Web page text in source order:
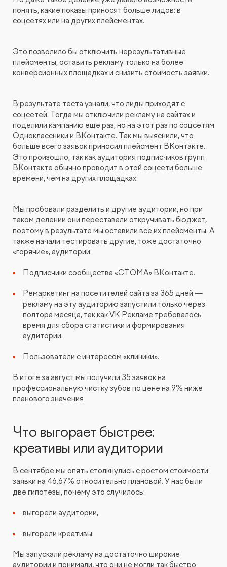
понять, какие показы приносят больше лидов: в
соцсетях или на других плейсментах.
Это позволило бы отключить нерезультативные
плейсменты, оставить рекламу только на более
конверсионных площадках и снизить стоимость заявки.
В результате теста узнали, что лиды приходят с
соцсетей. Тогда мы отключили рекламу на сайтах и
поделили кампанию еще раз, но на этот раз по соцсетям
Одноклассники и ВКонтакте. Так мы выяснили, что
больше всего заявок приносил плейсмент ВКонтакте.
Это произошло, так как аудитория подписчиков групп
ВКонтакте обычно проводит в этой соцсети больше
времени, чем на других площадках.
Мы пробовали разделить и другие аудитории, но при
таком делении они переставали откручивать бюджет,
поэтому в результате мы оставили все их плейсменты. А
также начали тестировать другие, тоже достаточно
«горячие», аудитории:
Подписчики сообщества «СТОМА» ВКонтакте.
Ремаркетинг на посетителей сайта за 365 дней —
рекламу на эту аудиторию запустили только через
полтора месяца, так как VK Рекламе требовалось
время для сбора статистики и формирования
аудитории.
Пользователи с интересом «клиники».
В итоге за август мы получили 35 заявок на
профессиональную чистку зубов по цене на 9% ниже
планового значения
Что выгорает быстрее:
креативы или аудитории
В сентябре мы опять столкнулись с ростом стоимости
заявки на 46.67% относительно плановой. У нас были
две гипотезы, почему это случилось:
выгорели аудитории,
выгорели креативы.
Мы запускали рекламу на достаточно широкие